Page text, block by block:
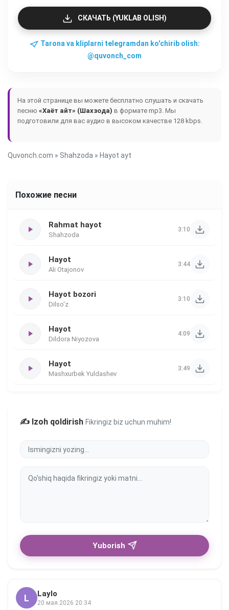
СКАЧАТЬ (YUKLAB OLISH)
Tarona va kliplarni telegramdan ko'chirib olish:
@quvonch_com
На этой странице вы можете бесплатно слушать и скачать
песню «Хаёт айт» (Шахзода) в формате mp3. Мы
подготовили для вас аудио в высоком качестве 128 kbps.
Quvonch.com » Shahzoda » Hayot ayt
Похожие песни
Rahmat hayot
Shahzoda
3:10
Hayot
Ali Otajonov
3:44
Hayot bozori
Dilso'z
3:10
Hayot
Dildora Niyozova
4:09
Hayot
Mashxurbek Yuldashev
3:49
✍️ Izoh qoldirish Fikringiz biz uchun muhim!
Yuborish
L Laylo
20 мая 2026 20:34